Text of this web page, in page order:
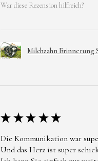
War diese Rezension hilfreich?
Milchzahn Erinnerung
★ ★ ★ ★ ★
Die Kommunikation war
Und das Herz ist super